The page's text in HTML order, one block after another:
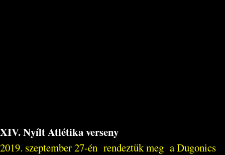
XIV. Nyílt Atlétika verseny
2019. szeptember 27-én rendeztük meg a Dugonics